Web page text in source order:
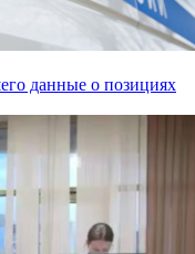
данные о позициях